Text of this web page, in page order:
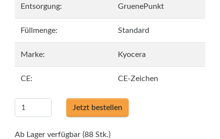
Entsorgung: GruenePunkt
Füllmenge: Standard
Marke: Kyocera
CE: CE-Zeichen
Jetzt bestellen
Ab Lager verfügbar (88 Stk.)